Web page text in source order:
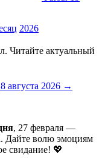
2026
Читайте актуальный
августа 2026 →
, 27 февраля —
Дайте волю эмоциям
свидание! 💖